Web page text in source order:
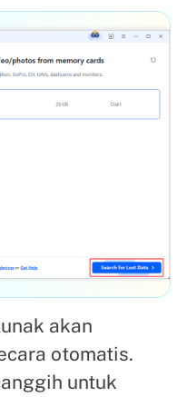
akan
otomatis.
untuk